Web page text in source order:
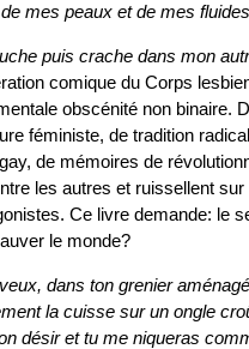
mes peaux et de mes
puis crache dans mon
comique du Corps
obscénité non binaire.
féministe, de tradition
de mémoires de
les autres et ruissellent
Ce livre demande: le
le monde?
dans ton grenier
la cuisse sur un ongle
désir et tu me niqueras